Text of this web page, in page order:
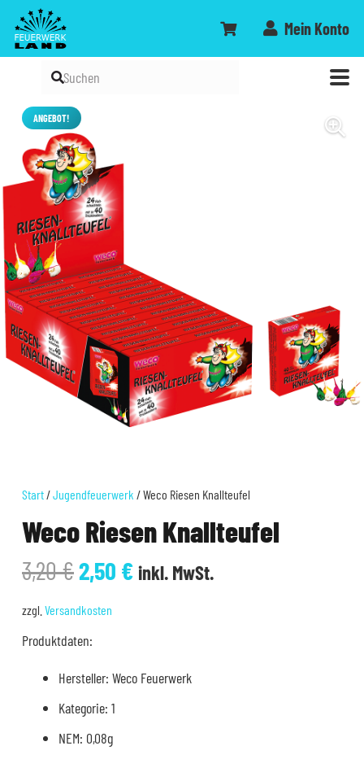
Mein Konto
ANGEBOT!
Start/Jugendfeuerwerk / Weco Riesen Knallteufel
Weco Riesen Knallteufel
3,20€Ursprünglicher
Preis
war:
3,20 €
2,50 €Aktueller
inkl. MwSt.
zzgl. Versandkosten
Produktdaten:
Hersteller: Weco Feuerwerk
Kategorie: 1
NEM: 0,08g